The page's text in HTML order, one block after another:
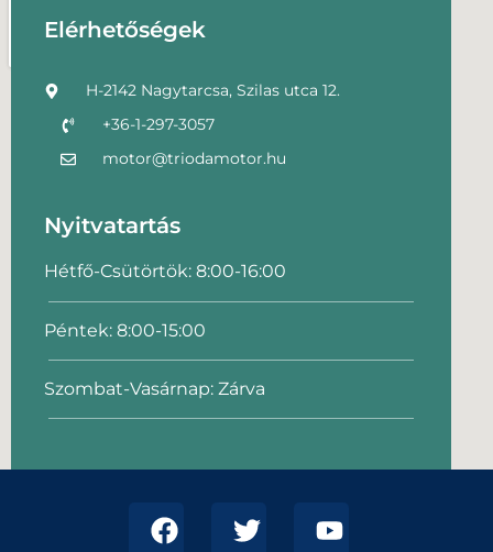
Elérhetőségek
H-2142 Nagytarcsa, Szilas utca 12.
+36-1-297-3057
motor@triodamotor.hu
Nyitvatartás
Hétfő-Csütörtök: 8:00-16:00
Péntek: 8:00-15:00
Szombat-Vasárnap: Zárva